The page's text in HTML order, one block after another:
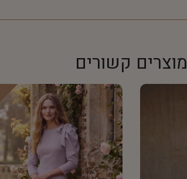
מוצרים קשורים